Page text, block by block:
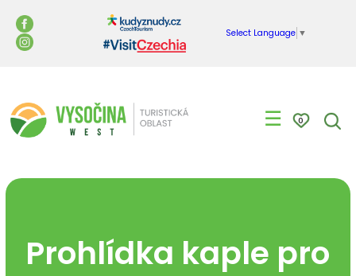
Select Language ▼
☰ 0
Prohlídka kaple pro